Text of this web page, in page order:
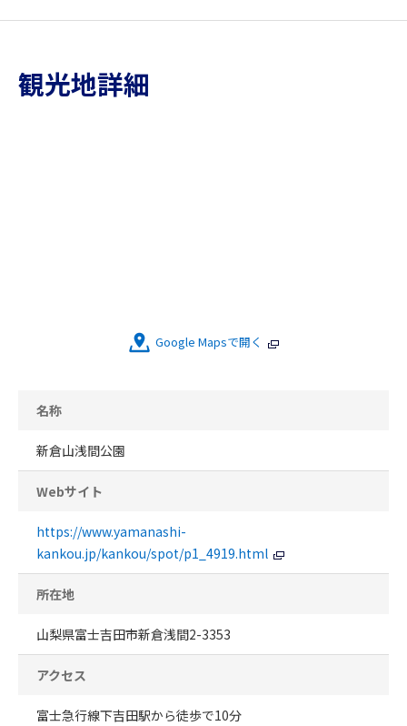
観光地詳細
Google Mapsで開く
名称
新倉山浅間公園
Webサイト
https://www.yamanashi-
kankou.jp/kankou/spot/p1_4919.html
所在地
山梨県富士吉田市新倉浅間2-3353
アクセス
富士急行線下吉田駅から徒歩で10分